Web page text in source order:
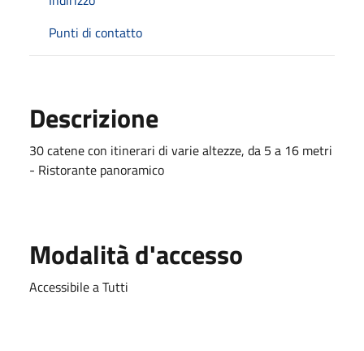
Punti di contatto
Descrizione
30 catene con itinerari di varie altezze, da 5 a 16 metri
- Ristorante panoramico
Modalità d'accesso
Accessibile a Tutti